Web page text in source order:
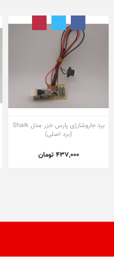
برد جاروشارژی پارس خزر مدل Shark
(برد اصلی)
437,000 تومان